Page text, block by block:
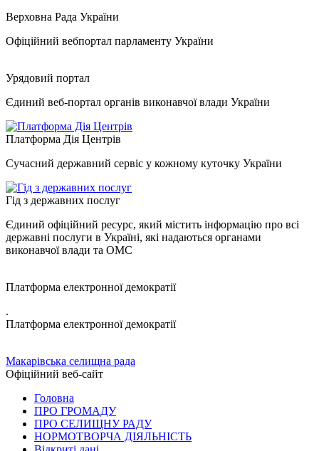
Верховна Рада України
Офіційний вебпортал парламенту України
Урядовий портал
Єдиний веб-портал органів виконавчої влади України
Платформа Дія Центрів
Сучасний державний сервіс у кожному куточку України
Гід з державних послуг
Єдиний офіційний ресурс, який містить інформацію про всі
державні послуги в Україні, які надаються органами
виконавчої влади та ОМС
Платформа електронної демократії
.
Платформа електронної демократії
Макарівська селищна рада
Офіційний веб-сайт
Головна
ПРО ГРОМАДУ
ПРО СЕЛИЩНУ РАДУ
НОРМОТВОРЧА ДІЯЛЬНІСТЬ